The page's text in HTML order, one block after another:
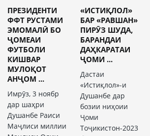
ПРЕЗИДЕНТИ
ФФТ РУСТАМИ
ЭМОМАЛӢ БО
ҶОМЕАИ
ФУТБОЛИ
КИШВАР
МУЛОҚОТ
АНҶОМ ...
Имрӯз, 3 ноябр
дар шаҳри
Душанбе Раиси
Маҷлиси миллии
«ИСТИҚЛОЛ»
БАР «РАВШАН»
ПИРӮЗ ШУДА,
БАРАНДАИ
ДАҲКАРАТАИ
ҶОМИ ...
Дастаи
«Истиқлол»-и
Душанбе дар
бозии ниҳоии
Ҷоми
Тоҷикистон-2023